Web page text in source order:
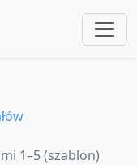
1–5 (szablon)